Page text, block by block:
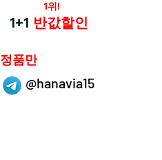
@hanavia15
1위!
1+1 반값할인
정품만